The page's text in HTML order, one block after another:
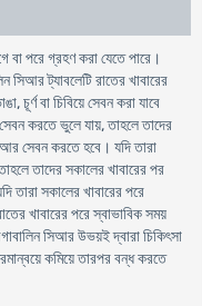
বা পরে গ্রহণ করা যেতে পারে।
সিআর ট্যাবলেটি রাতের খাবারের
চূর্ণ বা চিবিয়ে সেবন করা যাবে
করতে ভুলে যায়, তাহলে তাদের
সেবন করতে হবে। যদি তারা
তাদের সকালের খাবারের পর
তারা সকালের খাবারের পরে
খাবারের পরে স্বাভাবিক সময়
সিআর উভয়ই দ্বারা চিকিৎসা
কমিয়ে তারপর বন্ধ করতে